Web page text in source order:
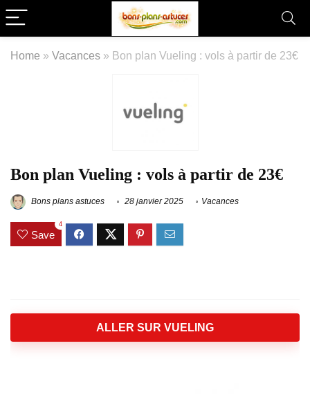
Home » Vacances » Bon plan Vueling : vols à partir de 23€
Bon plan Vueling : vols à partir de 23€
Bons plans astuces 28 janvier 2025 Vacances
Save
4
ALLER SUR VUELING